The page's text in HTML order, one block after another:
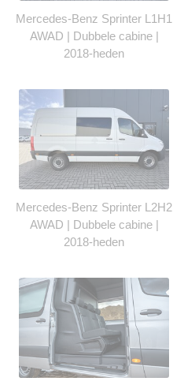
Mercedes-Benz Sprinter L1H1
AWAD | Dubbele cabine |
2018-heden
Mercedes-Benz Sprinter L2H2
AWAD | Dubbele cabine |
2018-heden